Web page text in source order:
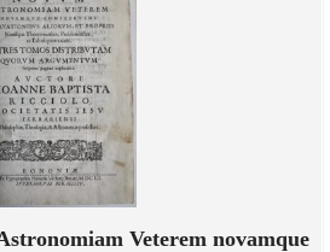
Veterem novamque